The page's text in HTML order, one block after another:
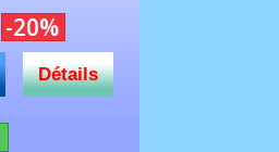
-20%
Détails